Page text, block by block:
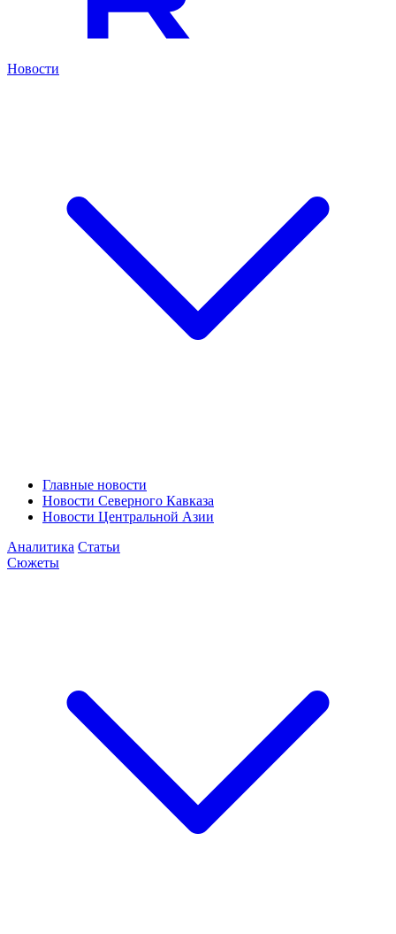
Новости
Главные новости
Новости Северного Кавказа
Новости Центральной Азии
Аналитика Статьи
Сюжеты